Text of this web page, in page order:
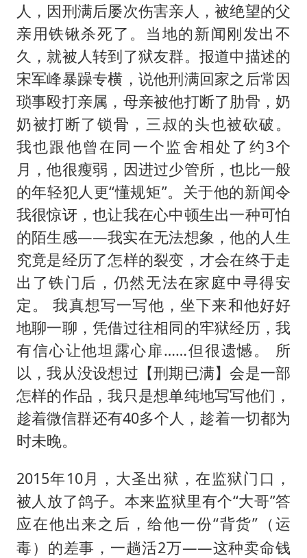
人，因刑满后屡次伤害亲人，被绝望的父
亲用铁锹杀死了。当地的新闻刚发出不
久，就被人转到了狱友群。报道中描述的
宋军峰暴躁专横，说他刑满回家之后常因
琐事殴打亲属，母亲被他打断了肋骨，奶
奶被打断了锁骨，三叔的头也被砍破。
我也跟他曾在同一个监舍相处了约3个
月，他很瘦弱，因进过少管所，也比一般
的年轻犯人更“懂规矩”。关于他的新闻令
我很惊讶，也让我在心中顿生出一种可怕
的陌生感——我实在无法想象，他的人生
究竟是经历了怎样的裂变，才会在终于走
出了铁门后，仍然无法在家庭中寻得安
定。 我真想写一写他，坐下来和他好好
地聊一聊，凭借过往相同的牢狱经历，我
有信心让他坦露心扉……但很遗憾。 所
以，我从没设想过【刑期已满】会是一部
怎样的作品，我只是想单纯地写写他们，
趁着微信群还有40多个人，趁着一切都为
时未晚。
2015年10月，大圣出狱，在监狱门口，
被人放了鸽子。本来监狱里有个“大哥”答
应在他出来之后，给他一份“背货”（运
毒 ）的差事，一趟活2万——这种卖命钱